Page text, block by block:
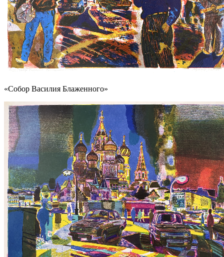
«Собор Василия Блаженного»